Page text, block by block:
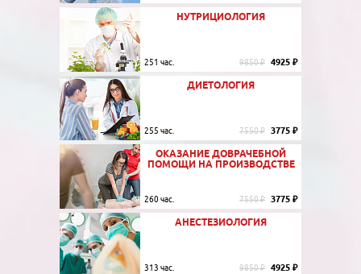
НУТРИЦИОЛОГИЯ
251 час. 9850 ₽ 4925 ₽
ДИЕТОЛОГИЯ
255 час. 7550 ₽ 3775 ₽
ОКАЗАНИЕ ДОВРАЧЕБНОЙ
ПОМОЩИ НА ПРОИЗВОДСТВЕ
260 час. 7550 ₽ 3775 ₽
АНЕСТЕЗИОЛОГИЯ
313 час. 9850 ₽ 4925 ₽